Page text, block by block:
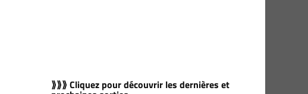
⟫⟫⟫ Cliquez pour découvrir les dernières et